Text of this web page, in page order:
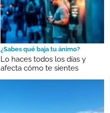
¿Sabes qué baja tu ánimo?
Lo haces todos los días y
afecta cómo te sientes